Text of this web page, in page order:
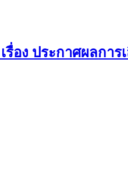
รื่อง ประกาศผลกา